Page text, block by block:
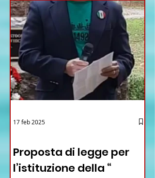
Proposta di legge per
l’istituzione della “
17 feb 2025